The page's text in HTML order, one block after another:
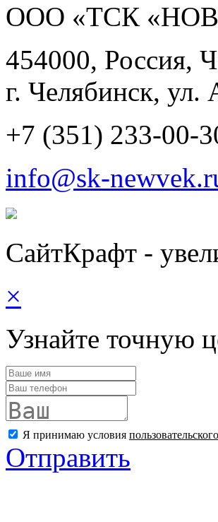
ООО «ТСК
454000, Россия,
г. Челябинск, ул.
+7 (351) 233-00-
info@sk-
СайтКрафт -
×
Узнайте точную
Я принимаю условия
Отправить